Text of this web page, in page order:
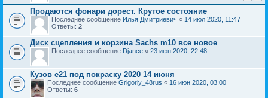
Продаются фонари дорест. Крутое состояние
Последнее сообщение Илья Дмитриевич « 14 июл 2020, 11:47
Ответы: 2
Диск сцепления и корзина Sachs m10 все новое
Последнее сообщение Djance « 23 июн 2020, 22:48
Кузов е21 под покраску 2020 14 июня
Последнее сообщение Grigoriy_48rus « 16 июн 2020, 03:00
Ответы: 6